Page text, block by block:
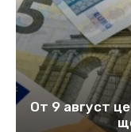
От 9 август